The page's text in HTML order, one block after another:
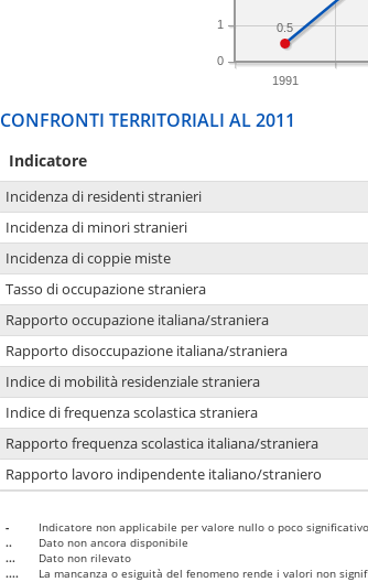
1991
0
1 0.5
CONFRONTI TERRITORIALI AL 2011
Indicatore
Incidenza di residenti stranieri
Incidenza di minori stranieri
Incidenza di coppie miste
Tasso di occupazione straniera
Rapporto occupazione italiana/straniera
Rapporto disoccupazione italiana/straniera
Indice di mobilità residenziale straniera
Indice di frequenza scolastica straniera
Rapporto frequenza scolastica italiana/straniera
Rapporto lavoro indipendente italiano/straniero
-
Indicatore non applicabile per valore nullo o poco
..
Dato non ancora disponibile
...
Dato non rilevato
....
La mancanza o esiguità del fenomeno rende i valori non